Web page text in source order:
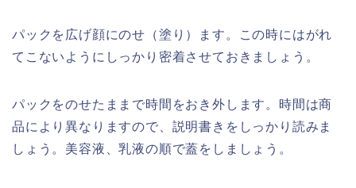
パックを広げ顔にのせ（塗り）ます。この時にはがれ
てこないようにしっかり密着させておきましょう。
パックをのせたままで時間をおき外します。時間は商
品により異なりますので、説明書きをしっかり読みま
しょう。美容液、乳液の順で蓋をしましょう。